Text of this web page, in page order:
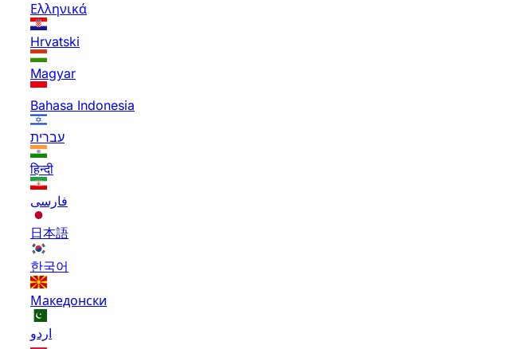
Ελληνικά
Hrvatski
Magyar
Bahasa Indonesia
עברית
हिन्दी
فارسی
日本語
한국어
Македонски
اردو